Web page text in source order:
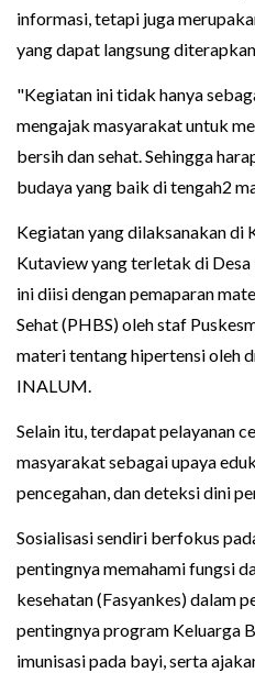
informasi, tetapi juga
yang dapat langsung
"Kegiatan ini tidak hanya
mengajak masyarakat untuk
bersih dan sehat. Sehingga
budaya yang baik di tengah2
Kegiatan yang dilaksanakan di
Kutaview yang terletak di Desa
ini diisi dengan pemaparan
Sehat (PHBS) oleh staf
materi tentang hipertensi oleh
INALUM.
Selain itu, terdapat pelayanan
masyarakat sebagai upaya
pencegahan, dan deteksi dini
Sosialisasi sendiri berfokus
pentingnya memahami fungsi
kesehatan (Fasyankes) dalam
pentingnya program Keluarga
imunisasi pada bayi, serta